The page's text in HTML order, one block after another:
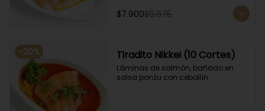
$7.900$9.875
-20% Tiradito Nikkei (10 Cortes)
Láminas de salmón, bañado en
salsa ponzu con cebollín.